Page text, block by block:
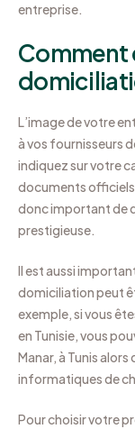
entreprise.
Comment
L’image de votre
à vos fournisseurs
indiquez sur votre
documents
donc important de
prestigieuse.
Il est aussi
domiciliation peut
exemple, si vous
en Tunisie, vous
Manar, à Tunis
informatiques de
Pour choisir votre